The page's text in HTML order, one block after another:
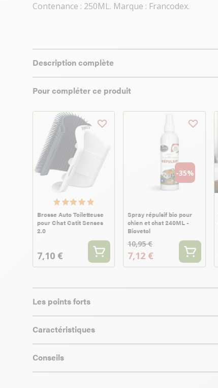
Contenance : 250ML. Marque : Francodex.
Description complète
Pour compléter ce produit
Brosse Auto Toiletteuse
pour Chat Catit Senses
2.0
7,10 €
-35%
Spray répulsif bio pour
chien et chat 240ML -
Biovetol
10,95 €
7,12 €
Les points forts
Caractéristiques
Conseils